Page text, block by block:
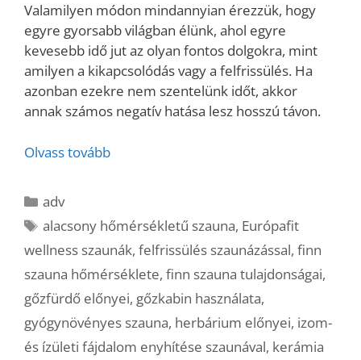
Valamilyen módon mindannyian érezzük, hogy
egyre gyorsabb világban élünk, ahol egyre
kevesebb idő jut az olyan fontos dolgokra, mint
amilyen a kikapcsolódás vagy a felfrissülés. Ha
azonban ezekre nem szentelünk időt, akkor
annak számos negatív hatása lesz hosszú távon.
Olvass tovább
Kategória
adv
Címkék
alacsony hőmérsékletű szauna, Európafit
wellness szaunák, felfrissülés szaunázással, finn
szauna hőmérséklete, finn szauna tulajdonságai,
gőzfürdő előnyei, gőzkabin használata,
gyógynövényes szauna, herbárium előnyei, izom-
és ízületi fájdalom enyhítése szaunával, kerámia